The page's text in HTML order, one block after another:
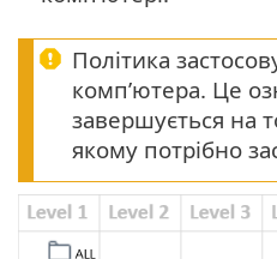
Політика
комп’ютера. Це
завершується на
якому потрібно